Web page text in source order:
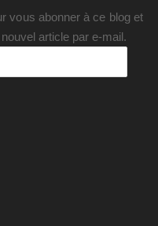
vous abonner à ce blog et
article par e-mail.